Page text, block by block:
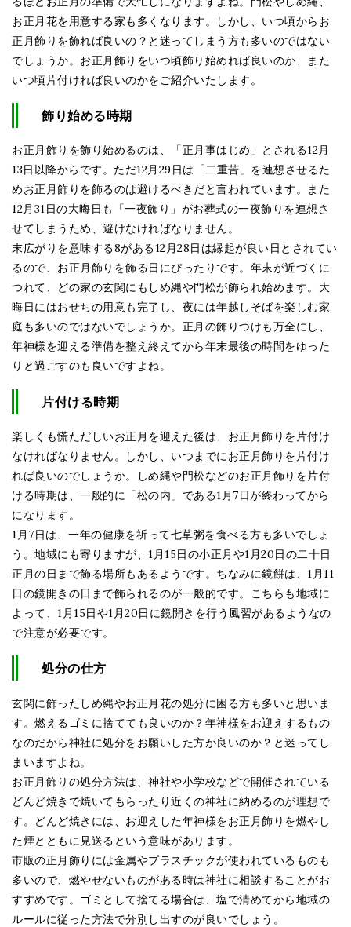
お正月花を用意する家も多くなります。しかし、いつ頃からお
正月飾りを飾れば良いの？と迷ってしまう方も多いのではない
でしょうか。お正月飾りをいつ頃飾り始めれば良いのか、また
いつ頃片付ければ良いのかをご紹介いたします。
飾り始める時期
お正月飾りを飾り始めるのは、「正月事はじめ」とされる12月
13日以降からです。ただ12月29日は「二重苦」を連想させるた
めお正月飾りを飾るのは避けるべきだと言われています。また
12月31日の大晦日も「一夜飾り」がお葬式の一夜飾りを連想さ
せてしまうため、避けなければなりません。
末広がりを意味する8がある12月28日は縁起が良い日とされてい
るので、お正月飾りを飾る日にぴったりです。年末が近づくに
つれて、どの家の玄関にもしめ縄や門松が飾られ始めます。大
晦日にはおせちの用意も完了し、夜には年越しそばを楽しむ家
庭も多いのではないでしょうか。正月の飾りつけも万全にし、
年神様を迎える準備を整え終えてから年末最後の時間をゆった
りと過ごすのも良いですよね。
片付ける時期
楽しくも慌ただしいお正月を迎えた後は、お正月飾りを片付け
なければなりません。しかし、いつまでにお正月飾りを片付け
れば良いのでしょうか。しめ縄や門松などのお正月飾りを片付
ける時期は、一般的に「松の内」である1月7日が終わってから
になります。
1月7日は、一年の健康を祈って七草粥を食べる方も多いでしょ
う。地域にも寄りますが、1月15日の小正月や1月20日の二十日
正月の日まで飾る場所もあるようです。ちなみに鏡餅は、1月11
日の鏡開きの日まで飾られるのが一般的です。こちらも地域に
よって、1月15日や1月20日に鏡開きを行う風習があるようなの
で注意が必要です。
処分の仕方
玄関に飾ったしめ縄やお正月花の処分に困る方も多いと思いま
す。燃えるゴミに捨てても良いのか？年神様をお迎えするもの
なのだから神社に処分をお願いした方が良いのか？と迷ってし
まいますよね。
お正月飾りの処分方法は、神社や小学校などで開催されている
どんど焼きで焼いてもらったり近くの神社に納めるのが理想で
す。どんど焼きには、お迎えした年神様をお正月飾りを燃やし
た煙とともに見送るという意味があります。
市販の正月飾りには金属やプラスチックが使われているものも
多いので、燃やせないものがある時は神社に相談することがお
すすめです。ゴミとして捨てる場合は、塩で清めてから地域の
ルールに従った方法で分別し出すのが良いでしょう。